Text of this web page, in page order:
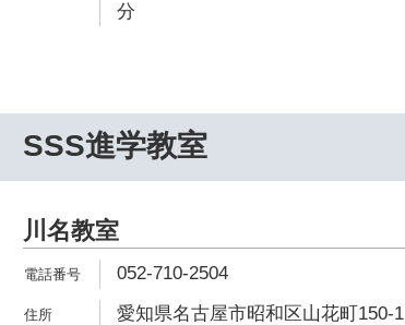
分
SSS進学教室
川名教室
052-710-2504
愛知県名古屋市昭和区山花町150-1